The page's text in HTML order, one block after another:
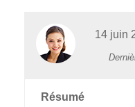
14 juin
Résumé